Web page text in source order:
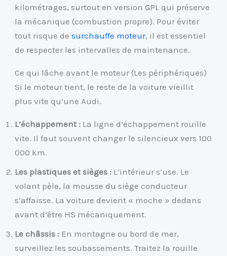
kilométrages, surtout en version GPL qui préserve
la mécanique (combustion propre). Pour éviter
tout risque desurchauffe moteur, il est essentiel
de respecter les intervalles de maintenance.
Ce qui lâche avant le moteur (Les périphériques)
Si le moteur tient, le reste de la voiture vieillit
plus vite qu’une Audi.
L’échappement : La ligne d’échappement rouille
vite. Il faut souvent changer le silencieux vers 100
000 km.
Les plastiques et sièges : L’intérieur s’use. Le
volant pèle, la mousse du siège conducteur
s’affaisse. La voiture devient « moche » dedans
avant d’être HS mécaniquement.
Le châssis : En montagne ou bord de mer,
surveillez les soubassements. Traitez la rouille